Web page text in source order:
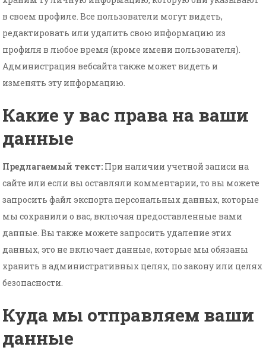
в своем профиле. Все пользователи могут видеть,
редактировать или удалить свою информацию из
профиля в любое время (кроме имени пользователя).
Администрация вебсайта также может видеть и
изменять эту информацию.
Какие у вас права на ваши
данные
Предлагаемый текст: При наличии учетной записи на
сайте или если вы оставляли комментарии, то вы можете
запросить файл экспорта персональных данных, которые
мы сохранили о вас, включая предоставленные вами
данные. Вы также можете запросить удаление этих
данных, это не включает данные, которые мы обязаны
хранить в административных целях, по закону или целях
безопасности.
Куда мы отправляем ваши
данные